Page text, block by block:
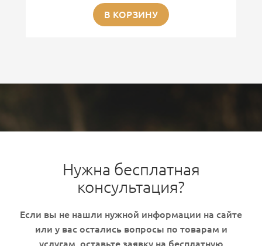
В КОРЗИНУ
Нужна бесплатная
консультация?